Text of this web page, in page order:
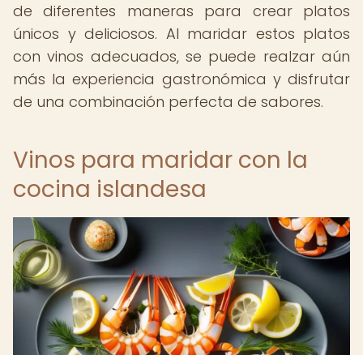
de diferentes maneras para crear platos
únicos y deliciosos. Al maridar estos platos
con vinos adecuados, se puede realzar aún
más la experiencia gastronómica y disfrutar
de una combinación perfecta de sabores.
Vinos para maridar con la
cocina islandesa